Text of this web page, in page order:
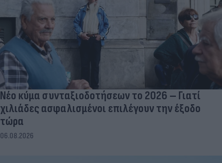
Νέο κύμα συνταξιοδοτήσεων το 2026 – Γιατί
χιλιάδες ασφαλισμένοι επιλέγουν την έξοδο
τώρα
06.08.2026